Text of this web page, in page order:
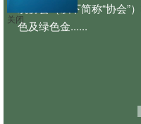
筑协会（以下简称“协会”
色及绿色金......
关闭